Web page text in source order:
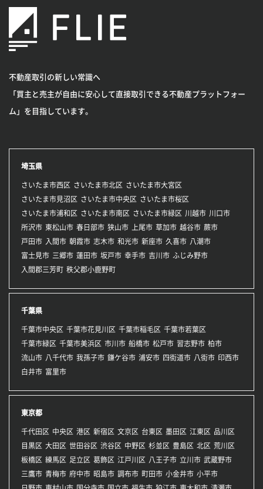
不動産取引の新しい常識へ
「買主と売主が自由に安心して直接取引できる不動産プラットフォー
ム」を目指しています。
埼玉県
さいたま市西区 さいたま市北区
さいたま市大宮区
さいたま市見沼区
さいたま市中央区
さいたま市桜区
さいたま市浦和区
さいたま市南区 さいたま市緑区 川越市 川口市
所沢市 東松山市 春日部市 狭山市 上尾市 草加市 越谷市 蕨市
戸田市 入間市 朝霞市 志木市 和光市 新座市 久喜市 八潮市
富士見市 三郷市 蓮田市 坂戸市 幸手市 吉川市 ふじみ野市
入間郡三芳町 秩父郡小鹿野町
千葉県
千葉市中央区 千葉市花見川区 千葉市稲毛区 千葉市若葉区
千葉市緑区 千葉市美浜区 市川市 船橋市 松戸市 習志野市 柏市
流山市 八千代市 我孫子市 鎌ケ谷市 浦安市 四街道市 八街市 印西市
白井市 富里市
東京都
千代田区 中央区 港区 新宿区 文京区 台東区 墨田区 江東区 品川区
目黒区 大田区 世田谷区 渋谷区 中野区 杉並区 豊島区 北区 荒川区
板橋区 練馬区 足立区 葛飾区 江戸川区 八王子市 立川市 武蔵野市
三鷹市 青梅市 府中市 昭島市 調布市 町田市 小金井市 小平市